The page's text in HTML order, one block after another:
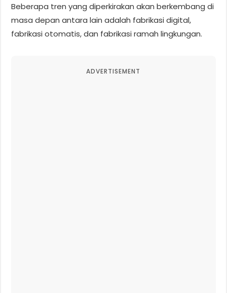
Beberapa tren yang diperkirakan akan berkembang di
masa depan antara lain adalah fabrikasi digital,
fabrikasi otomatis, dan fabrikasi ramah lingkungan.
ADVERTISEMENT